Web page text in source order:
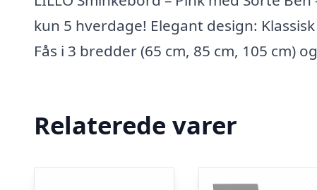
kun 5 hverdage! Elegant design:
Fås i 3 bredder (65 cm, 85 cm, 105 cm)
Relaterede varer